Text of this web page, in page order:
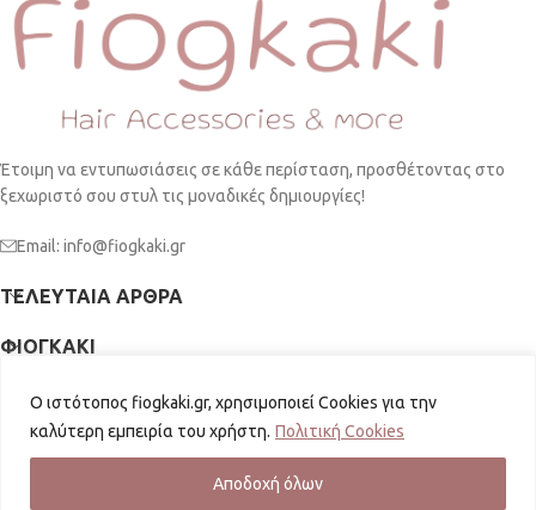
Ο ιστότοπος fiogkaki.gr, χρησιμοποιεί Cookies για την
καλύτερη εμπειρία του χρήστη. Πολιτική Cookies
Αποδοχή όλων
Έτοιμη να εντυπωσιάσεις σε κάθε περίσταση, προσθέτοντας στο
ξεχωριστό σου στυλ τις μοναδικές δημιουργίες!
Email: info@fiogkaki.gr
ΤΕΛΕΥΤΑΊΑ ΆΡΘΡΑ
ΦΙΟΓΚΑΚΙ
ΠΛΗΡΟΦΟΡΙΕΣ
SOCIAL MEDIA
2026 | Powered by